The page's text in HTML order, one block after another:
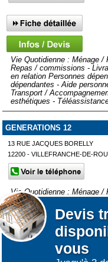
Devis
vous
Vie Quotidienne : Ménage /
Repas / commissions -
en relation Personnes
dépendantes - Aide
Transport /
esthétiques -
GENERATIONS 12
13 RUE JACQUES BORELLY
12200 - VILLEFRANCHE-DE-
Vie Quotidienne : Ménage /
commissions Famille :
3 ans) - Accompagnement
Personnes dépendantes :
Aide personnes
Accompagnement -
Lors de votre visite sur notre
déposés sur votre terminal.
fonctionnement du site
Nous ne collectons pas vos